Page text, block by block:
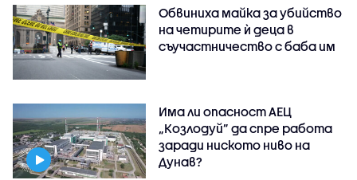
Обвиниха майка за убийство
на четирите ѝ деца в
съучастничество с баба им
Има ли опасност АЕЦ
„Козлодуй” да спре работа
заради ниското ниво на
Дунав?